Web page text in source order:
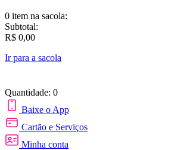
0 item na sacola:
Subtotal:
R$ 0,00
Ir para a sacola
Quantidade: 0
Baixe o App
Cartão e Serviços
Minha conta